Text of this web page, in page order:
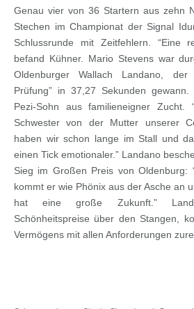
Genau vier von 36 Startern aus zehn
Stechen im Championat der Signal
Schlussrunde mit Zeitfehlern. “Eine
befand Kühner. Mario Stevens war
Oldenburger Wallach Landano,
Prüfung” in 37,27 Sekunden
Pezi-Sohn aus familieneigner Zucht.
Schwester von der Mutter unserer
haben wir schon lange im Stall und
einen Tick emotionaler.” Landano
Sieg im Großen Preis von Oldenburg:
kommt er wie Phönix aus der Asche an
hat eine große Zukunft.”
Schönheitspreise über den Stangen,
Vermögens mit allen Anforderungen